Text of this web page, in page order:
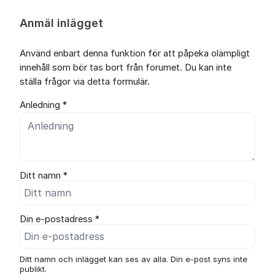
Anmäl inlägget
Använd enbart denna funktion för att påpeka olämpligt
innehåll som bör tas bort från forumet. Du kan inte
ställa frågor via detta formulär.
Anledning *
Ditt namn *
Din e-postadress *
Ditt namn och inlägget kan ses av alla. Din e-post syns inte
publikt.